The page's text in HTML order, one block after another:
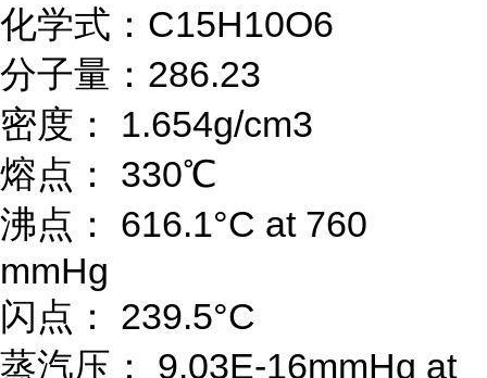
化学式：C15H10O6
分子量：286.23
密度： 1.654g/cm3
熔点： 330℃
沸点： 616.1°C at 760
mmHg
闪点： 239.5°C
蒸汽压： 9.03E-16mmHg at